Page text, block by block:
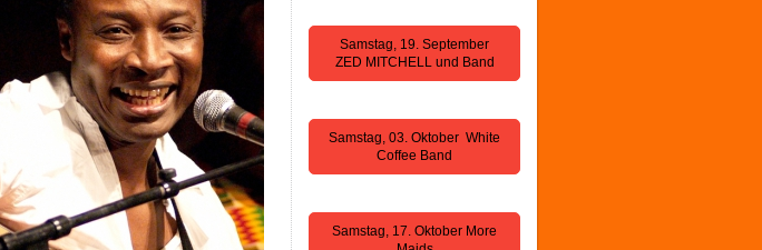
Samstag, 19. September
ZED MITCHELL und Band
Samstag, 03. Oktober White
Coffee Band
Samstag, 17. Oktober More